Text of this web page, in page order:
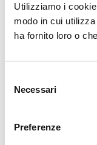
Utilizziamo i
modo in cui
ha fornito loro o
delNecessari
Preferenze